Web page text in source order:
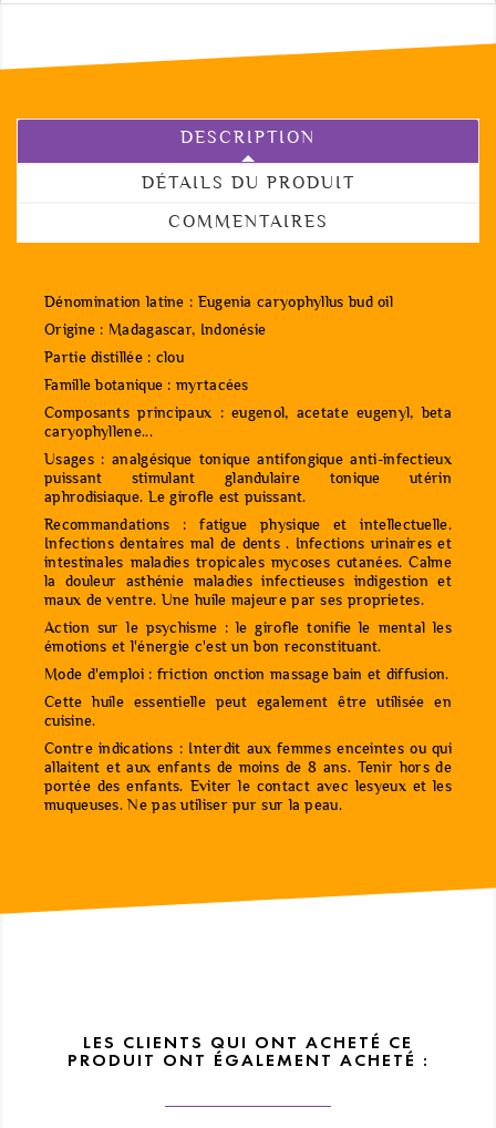
DESCRIPTION
DÉTAILS DU PRODUIT
COMMENTAIRES
Dénomination latine : Eugenia caryophyllus bud oil
Origine : Madagascar, Indonésie
Partie distillée : clou
Famille botanique : myrtacées
Composants principaux : eugenol, acetate eugenyl, beta
caryophyllene...
Usages : analgésique tonique antifongique anti-infectieux
puissant stimulant glandulaire tonique utérin
aphrodisiaque. Le girofle est puissant.
Recommandations : fatigue physique et intellectuelle.
Infections dentaires mal de dents . Infections urinaires et
intestinales maladies tropicales mycoses cutanées. Calme
la douleur asthénie maladies infectieuses indigestion et
maux de ventre. Une huile majeure par ses proprietes.
Action sur le psychisme : le girofle tonifie le mental les
émotions et l'énergie c'est un bon reconstituant.
Mode d'emploi : friction onction massage bain et diffusion.
Cette huile essentielle peut egalement être utilisée en
cuisine.
Contre indications : Interdit aux femmes enceintes ou qui
allaitent et aux enfants de moins de 8 ans. Tenir hors de
portée des enfants. Eviter le contact avec lesyeux et les
muqueuses. Ne pas utiliser pur sur la peau.
LES CLIENTS QUI ONT ACHETÉ CE
PRODUIT ONT ÉGALEMENT ACHETÉ :